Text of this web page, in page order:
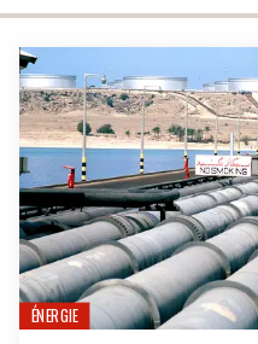
ÉNERGIE